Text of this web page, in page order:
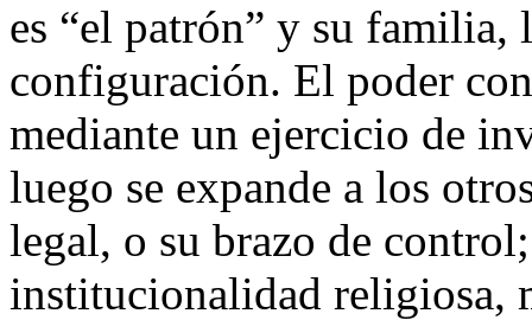
es “el patrón” y su familia,
configuración. El poder
mediante un ejercicio de
luego se expande a los
legal, o su brazo de
institucionalidad religiosa,